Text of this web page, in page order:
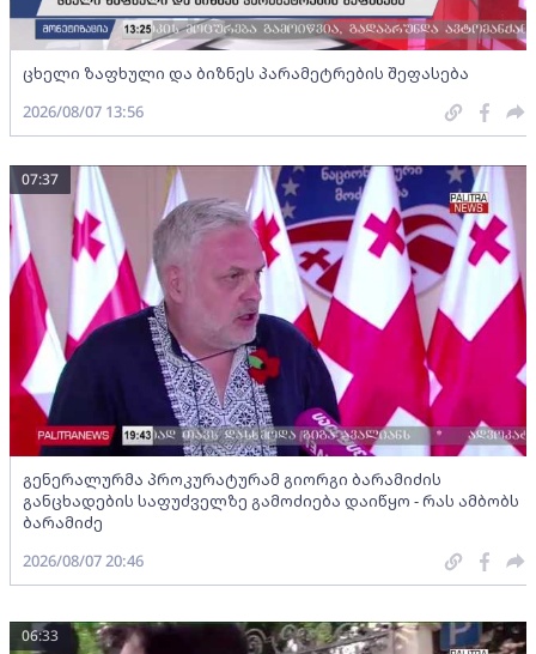
ცხელი ზაფხული და ბიზნეს პარამეტრების შეფასება
2026/08/07 13:56
გენერალურმა პროკურატურამ გიორგი ბარამიძის
განცხადების საფუძველზე გამოძიება დაიწყო - რას ამბობს
ბარამიძე
07:37
2026/08/07 20:46
06:33